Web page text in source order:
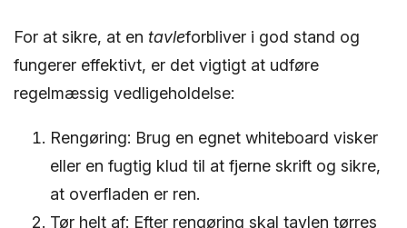
For at sikre, at en tavleforbliver i god stand og
fungerer effektivt, er det vigtigt at udføre
regelmæssig vedligeholdelse:
Rengøring: Brug en egnet whiteboard visker
eller en fugtig klud til at fjerne skrift og sikre,
at overfladen er ren.
Tør helt af: Efter rengøring skal tavlen tørres